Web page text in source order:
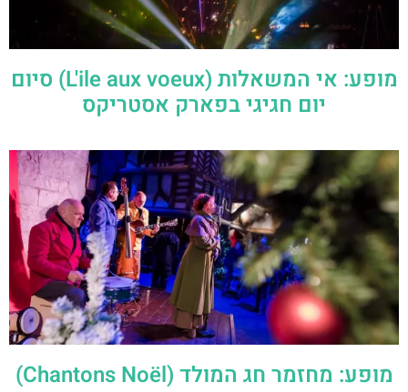
מופע: אי המשאלות (L'ile aux voeux) סיום
יום חגיגי בפארק אסטריקס
מופע: מחזמר חג המולד (Chantons Noël)